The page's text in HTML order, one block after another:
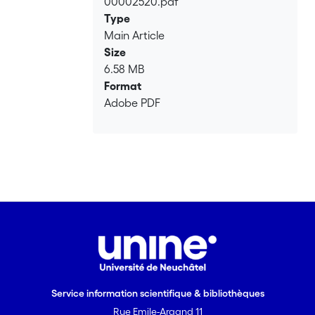
manifeste premièrement dans le droit
conventionnel. L’analyse des clauses de
nécessité militaire contenues dans
certaines conventions multilatérales
atteste ainsi de l’omniprésence du
principe dans ce domaine. Elle est aussi
l’occasion de cerner la portée du
conférences diplomatiques, de
procédures judiciaires ou dans leur
les définitions contenues dans des
manuels militaires, de même que la
Loading...
Type
Main Article
Size
6.58 MB
Format
Adobe PDF
Service information scientifique & bibliothèques
Rue Emile-Argand 11